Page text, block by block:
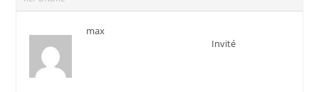
max
Invité